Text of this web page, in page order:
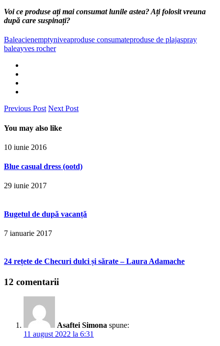
Voi ce produse ați mai consumat lunile astea? Ați folosit vreuna
după care suspinați?
Baleacienemptyniveaproduse consumateproduse de plajaspray
baleayves rocher
Previous Post Next Post
You may also like
10 iunie 2016
Blue casual dress (ootd)
29 iunie 2017
Bugetul de după vacanță
7 ianuarie 2017
24 rețete de Checuri dulci și sărate – Laura Adamache
12 comentarii
Asaftei Simona spune:
11 august 2022 la 6:31